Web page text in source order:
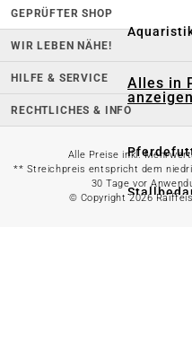
Alles in
anzeigen
GEPRÜFTER SHOP
WIR LEBEN NÄHE!
HILFE & SERVICE
RECHTLICHES & INFO
Alle Preise inkl.
** Streichpreis entspricht dem
30 Tage vor
© Copyright 2026